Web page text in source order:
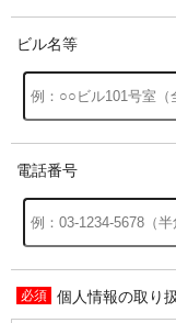
ビル名等
電話番号
個人情報の取り